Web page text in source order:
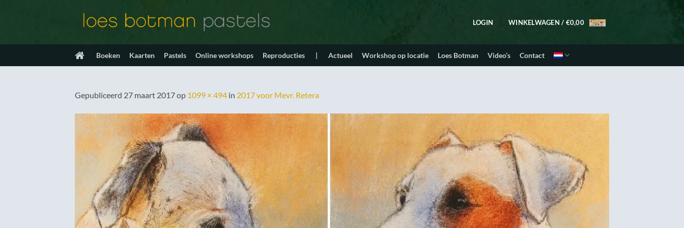
LOGIN WINKELWAGEN / €0,00
Boeken Kaarten Pastels Online workshops Reproducties | Actueel Workshop op locatie Loes Botman Video’s Contact
Gepubliceerd 27 maart 2017op 1099 × 494 in 2017 voor Mevr. Retera